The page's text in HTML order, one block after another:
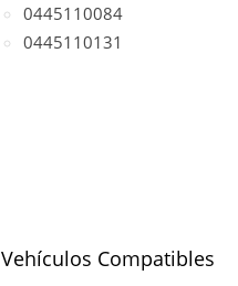
0445110084
0445110131
Vehículos Compatibles